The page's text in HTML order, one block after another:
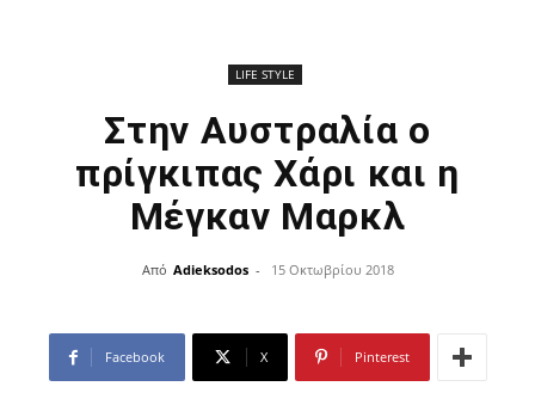
LIFE STYLE
Στην Αυστραλία ο
πρίγκιπας Χάρι και η
Μέγκαν Μαρκλ
Από Adieksodos - 15 Οκτωβρίου 2018
Facebook X Pinterest